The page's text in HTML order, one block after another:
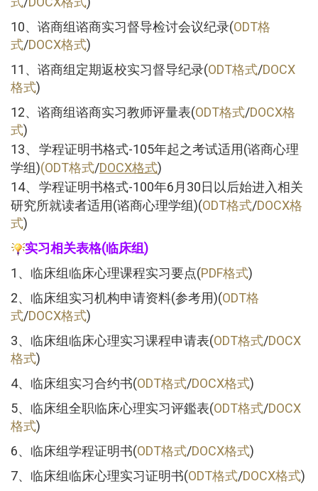
10、谘商组谘商实习督导检讨会议纪录(ODT格
式/DOCX格式)
11、谘商组定期返校实习督导纪录(ODT格式/DOCX
格式)
12、谘商组谘商实习教师评量表(ODT格式/DOCX格
式)
13、 学程证明书格式-105年起之考试适用(谘商心理
学组)(ODT格式/DOCX格式)
14、 学程证明书格式-100年6月30日以后始进入相关
研究所就读者适用(谘商心理学组)(ODT格式/DOCX格
式)
实习相关表格(临床组)
1、临床组临床心理课程实习要点(PDF格式)
2、临床组实习机构申请资料(参考用)(ODT格
式/DOCX格式)
3、临床组临床心理实习课程申请表(ODT格式/DOCX
格式)
4、临床组实习合约书(ODT格式/DOCX格式)
5、临床组全职临床心理实习评鑑表(ODT格式/DOCX
格式)
6、临床组学程证明书(ODT格式/DOCX格式)
7、临床组临床心理实习证明书(ODT格式/DOCX格式)